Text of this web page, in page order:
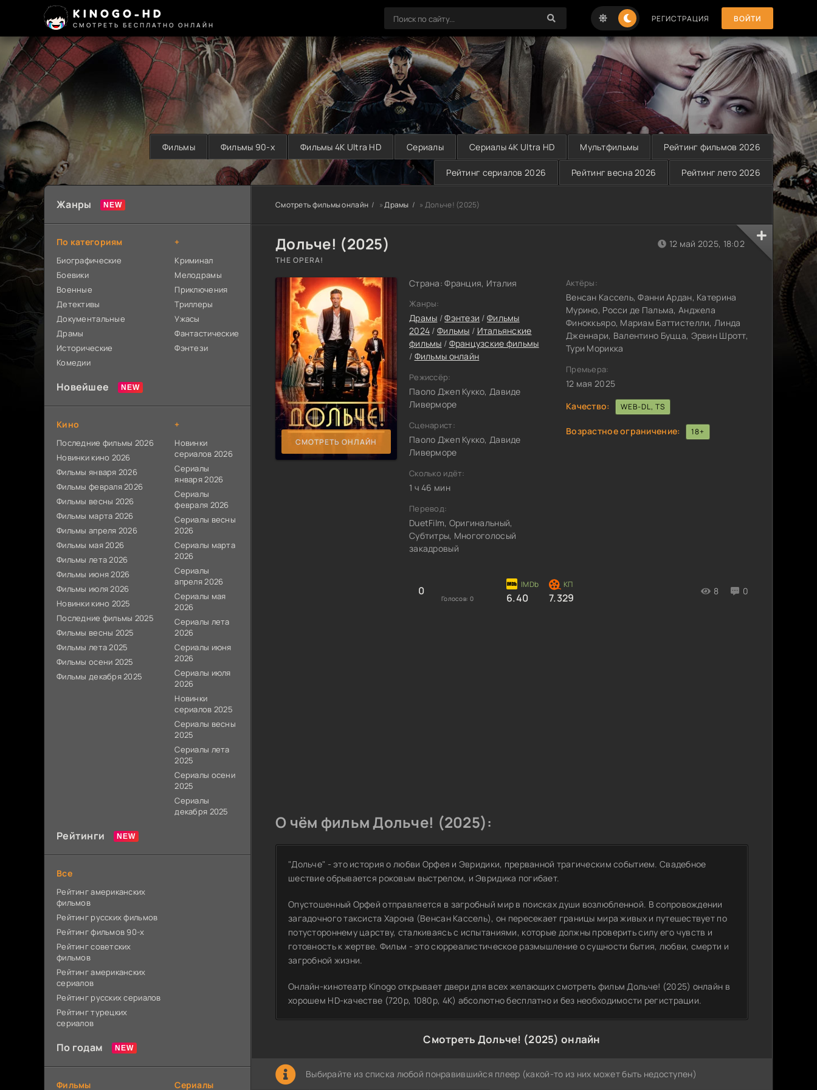
KINOGO-HD
СМОТРЕТЬ БЕСПЛАТНО ОНЛАЙН
РЕГИСТРАЦИЯ ВОЙТИ
Фильмы Фильмы 90-х Фильмы 4K Ultra HD Сериалы Сериалы 4K Ultra HD Мультфильмы Рейтинг фильмов 2026
Рейтинг сериалов 2026 Рейтинг весна 2026 Рейтинг лето 2026
Смотреть фильмы онлайн »Драмы » Дольче! (2025)
Дольче! (2025)
THE OPERA!
СМОТРЕТЬ ОНЛАЙН
Страна: Франция, Италия
Жанры:
Драмы /Фэнтези /Фильмы
2024 / Фильмы / Итальянские
фильмы / Французские фильмы
/ Фильмы онлайн
Режиссёр:
Паоло Джеп Кукко, Давиде
Ливерморе
Сценарист:
Паоло Джеп Кукко, Давиде
Ливерморе
Сколько идёт:
1 ч 46 мин
Перевод:
DuetFilm, Оригинальный,
Субтитры, Многоголосый
закадровый
0
Голосов: 0 6.40 7.329
8 0
12 май 2025, 18:02
Актёры:
Венсан Кассель, Фанни Ардан, Катерина
Мурино, Росси де Пальма, Анджела
Финоккьяро, Мариам Баттистелли, Линда
Дженнари, Валентино Буцца, Эрвин Шротт,
Тури Морикка
Премьера:
12 мая 2025
Качество:
WEB-DL, TS
Возрастное ограничение: 18+
О чём фильм Дольче! (2025):
"Дольче" - это история о любви Орфея и Эвридики, прерванной трагическим событием. Свадебное
шествие обрывается роковым выстрелом, и Эвридика погибает.
Опустошенный Орфей отправляется в загробный мир в поисках души возлюбленной. В сопровождении
загадочного таксиста Харона (Венсан Кассель), он пересекает границы мира живых и путешествует по
потустороннему царству, сталкиваясь с испытаниями, которые должны проверить силу его чувств и
готовность к жертве. Фильм - это сюрреалистическое размышление о сущности бытия, любви, смерти и
загробной жизни.
Онлайн-кинотеатр Kinogo открывает двери для всех желающих смотреть фильм Дольче! (2025) онлайн в
хорошем HD-качестве (720p, 1080p, 4K) абсолютно бесплатно и без необходимости регистрации.
Смотреть Дольче! (2025) онлайн
Выбирайте из списка любой понравившийся плеер (какой-то из них может быть недоступен)
Жанры
По категориям
Биографические
Боевики
Военные
Детективы
Документальные
Драмы
Исторические
Комедии
+
Криминал
Мелодрамы
Приключения
Триллеры
Ужасы
Фантастические
Фэнтези
Новейшее
Кино
Последние фильмы 2026
Новинки кино 2026
Фильмы января 2026
Фильмы февраля 2026
Фильмы весны 2026
Фильмы марта 2026
Фильмы апреля 2026
Фильмы мая 2026
Фильмы лета 2026
Фильмы июня 2026
Фильмы июля 2026
Новинки кино 2025
Последние фильмы 2025
Фильмы весны 2025
Фильмы лета 2025
Фильмы осени 2025
Фильмы декабря 2025
+
Новинки
сериалов 2026
Сериалы
января 2026
Сериалы
февраля 2026
Сериалы весны
2026
Сериалы марта
2026
Сериалы
апреля 2026
Сериалы мая
2026
Сериалы лета
2026
Сериалы июня
2026
Сериалы июля
2026
Новинки
сериалов 2025
Сериалы весны
2025
Сериалы лета
2025
Сериалы осени
2025
Сериалы
декабря 2025
Рейтинги
Все
Рейтинг американских
фильмов
Рейтинг русских фильмов
Рейтинг фильмов 90-х
Рейтинг советских
фильмов
Рейтинг американских
сериалов
Рейтинг русских сериалов
Рейтинг турецких
сериалов
По годам
Фильмы Сериалы